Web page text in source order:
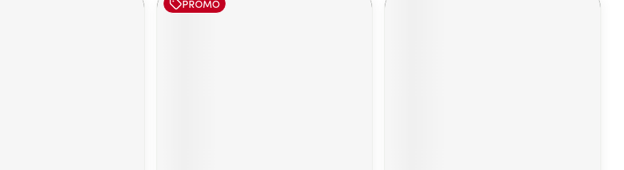
PROMO